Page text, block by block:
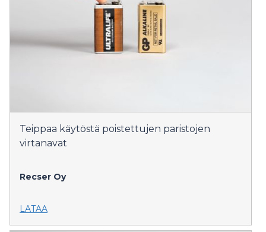
Teippaa käytöstä poistettujen paristojen
virtanavat
Recser Oy
LATAA